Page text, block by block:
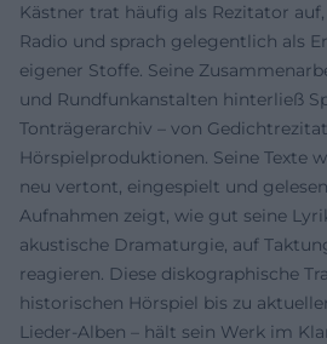
Kästner trat häufig als Rezitator
Radio und sprach gelegentlich als
eigener Stoffe. Seine
und Rundfunkanstalten hinterließ
Tonträgerarchiv – von
Hörspielproduktionen. Seine Texte
neu vertont, eingespielt und
Aufnahmen zeigt, wie gut seine
akustische Dramaturgie, auf
reagieren. Diese diskographische
historischen Hörspiel bis zu
Lieder-Alben – hält sein Werk im